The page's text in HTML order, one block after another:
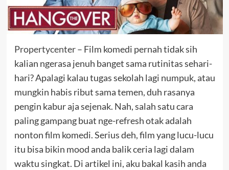
Propertycenter– Film komedi pernah tidak sih
kalian ngerasa jenuh banget sama rutinitas sehari-
hari? Apalagi kalau tugas sekolah lagi numpuk, atau
mungkin habis ribut sama temen, duh rasanya
pengin kabur aja sejenak. Nah, salah satu cara
paling gampang buat nge-refresh otak adalah
nonton film komedi. Serius deh, film yang lucu-lucu
itu bisa bikin mood anda balik ceria lagi dalam
waktu singkat. Di artikel ini, aku bakal kasih anda